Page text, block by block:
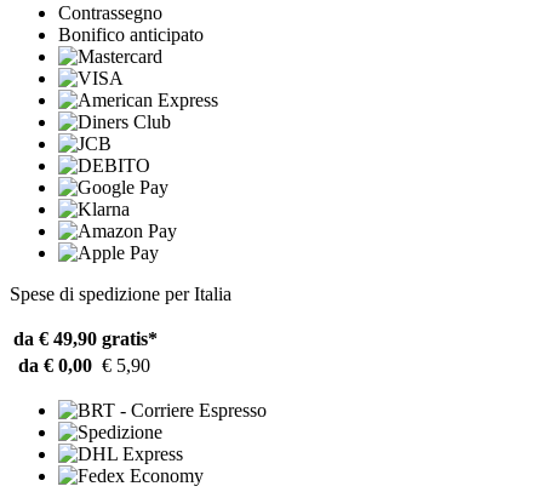
Contrassegno
Bonifico anticipato
Spese di spedizione per Italia
da € 49,90 gratis*
da € 0,00 € 5,90